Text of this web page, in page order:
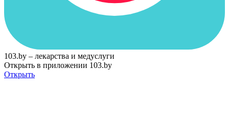
103.by – лекарства и медуслуги
Открыть в приложении 103.by
Открыть